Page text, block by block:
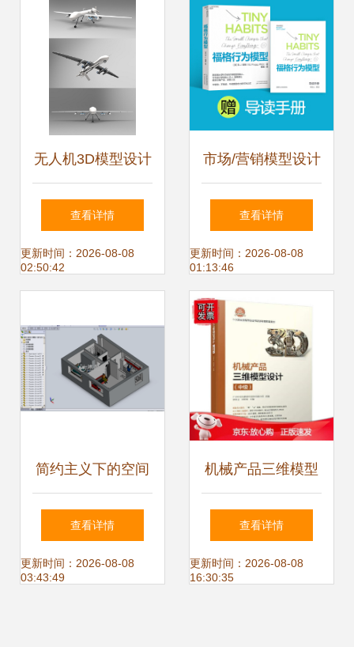
元
无人机3D模型设计
图下载 开启电子产
品设计新篇章
查看详情
更新时间：2026-08-08
02:50:42
市场/营销模型设计
理论框架与实战应
用
查看详情
更新时间：2026-08-08
01:13:46
简约主义下的空间
重塑 我的公寓室内
设计模型解析
查看详情
更新时间：2026-08-08
03:43:49
机械产品三维模型
设计（中级）的实
训路径与技术解析
查看详情
更新时间：2026-08-08
16:30:35